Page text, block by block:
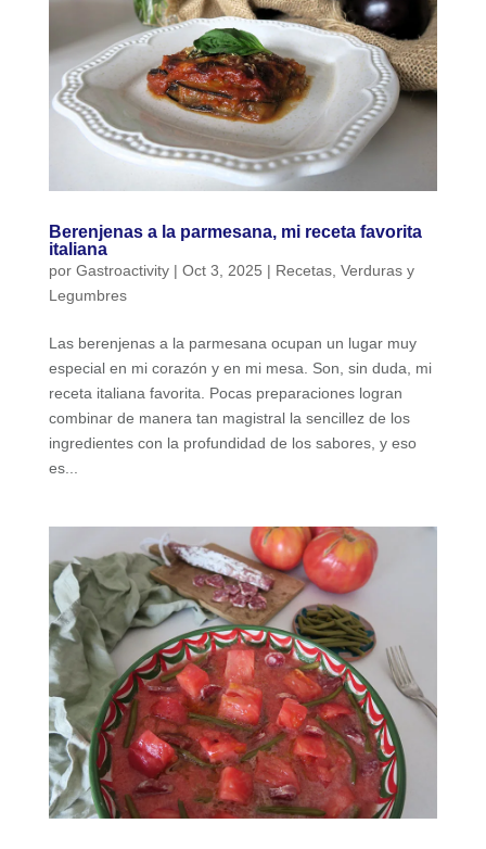
Berenjenas a la parmesana, mi receta favorita
italiana
por Gastroactivity| Oct 3, 2025 | Recetas, Verduras y
Legumbres
Las berenjenas a la parmesana ocupan un lugar muy
especial en mi corazón y en mi mesa. Son, sin duda, mi
receta italiana favorita. Pocas preparaciones logran
combinar de manera tan magistral la sencillez de los
ingredientes con la profundidad de los sabores, y eso
es...